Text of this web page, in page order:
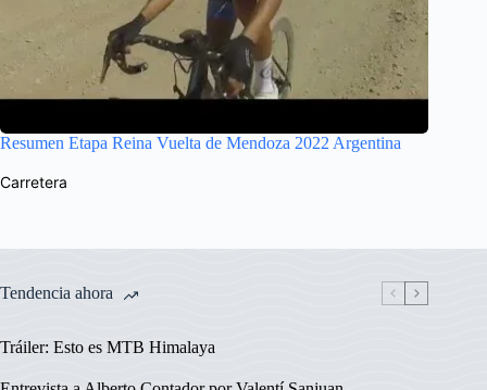
Resumen Etapa Reina Vuelta de Mendoza 2022 Argentina
Carretera
Tendencia ahora
Tráiler: Esto es MTB Himalaya